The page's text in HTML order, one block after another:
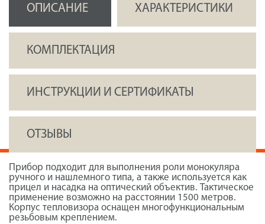
ОПИСАНИЕ ХАРАКТЕРИСТИКИ
КОМПЛЕКТАЦИЯ
ИНСТРУКЦИИ И СЕРТИФИКАТЫ
ОТЗЫВЫ
Прибор подходит для выполнения роли монокуляра
ручного и нашлемного типа, а также используется как
прицел и насадка на оптический объектив. Тактическое
применение возможно на расстоянии 1500 метров.
Корпус тепловизора оснащен многофункциональным
резьбовым креплением.